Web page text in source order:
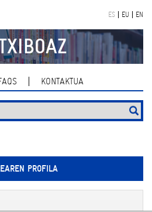
ES EU EN
KONTAKTUA
PROFILA